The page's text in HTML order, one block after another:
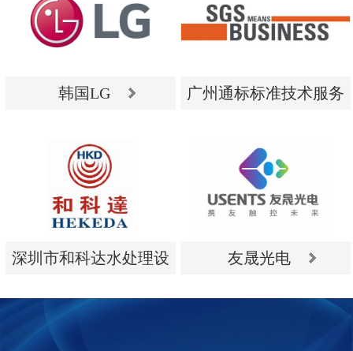
韩国LG
韩国LG
广州通标标准技术服务
广州通标标准技术服务
有限公司
深圳市和科达水处理设
深圳市和科达水处理设
友晟光电